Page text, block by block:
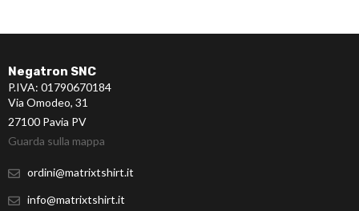
Negatron SNC
P.IVA: 01790670184
Via Omodeo, 31
27100 Pavia PV
Guarda sulla mappa
ordini@matrixtshirt.it
info@matrixtshirt.it